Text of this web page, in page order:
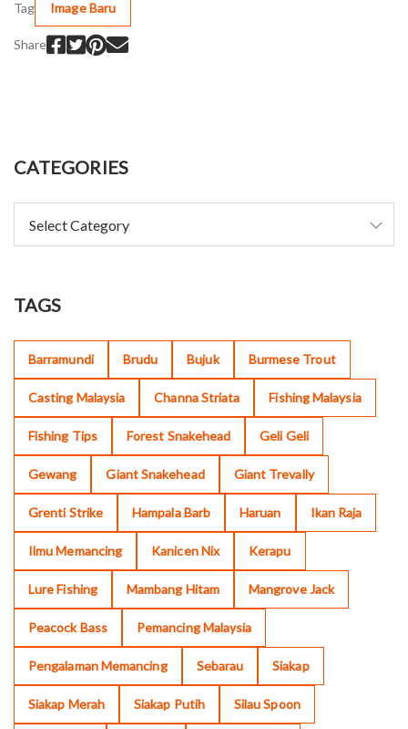
Tag Image Baru
Share
CATEGORIES
TAGS
Barramundi Brudu Bujuk Burmese Trout
Casting Malaysia Channa Striata Fishing Malaysia
Fishing Tips Forest Snakehead Geli Geli
Gewang Giant Snakehead Giant Trevally
Grenti Strike Hampala Barb Haruan Ikan Raja
Ilmu Memancing Kanicen Nix Kerapu
Lure Fishing Mambang Hitam Mangrove Jack
Peacock Bass Pemancing Malaysia
Pengalaman Memancing Sebarau Siakap
Siakap Merah Siakap Putih Silau Spoon